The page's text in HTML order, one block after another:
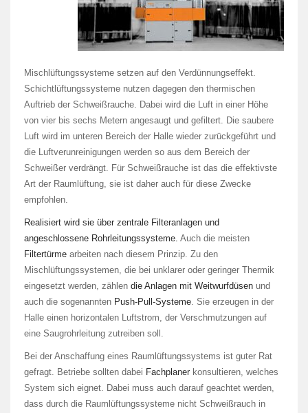
Mischlüftungssysteme setzen auf den Verdünnungseffekt.
Schichtlüftungssysteme nutzen dagegen den thermischen
Auftrieb der Schweißrauche. Dabei wird die Luft in einer Höhe
von vier bis sechs Metern angesaugt und gefiltert. Die saubere
Luft wird im unteren Bereich der Halle wieder zurückgeführt und
die Luftverunreinigungen werden so aus dem Bereich der
Schweißer verdrängt. Für Schweißrauche ist das die effektivste
Art der Raumlüftung, sie ist daher auch für diese Zwecke
empfohlen.
Realisiert wird sie über zentrale Filteranlagen und
angeschlossene Rohrleitungssysteme. Auch die meisten
Filtertürme arbeiten nach diesem Prinzip. Zu den
Mischlüftungssystemen, die bei unklarer oder geringer Thermik
eingesetzt werden, zählen die Anlagen mit Weitwurfdüsen und
auch die sogenannten Push-Pull-Systeme . Sie erzeugen in der
Halle einen horizontalen Luftstrom, der Verschmutzungen auf
eine Saugrohrleitung zutreiben soll.
Bei der Anschaffung eines Raumlüftungssystems ist guter Rat
gefragt. Betriebe sollten dabei Fachplaner konsultieren, welches
System sich eignet. Dabei muss auch darauf geachtet werden,
dass durch die Raumlüftungssysteme nicht Schweißrauch in